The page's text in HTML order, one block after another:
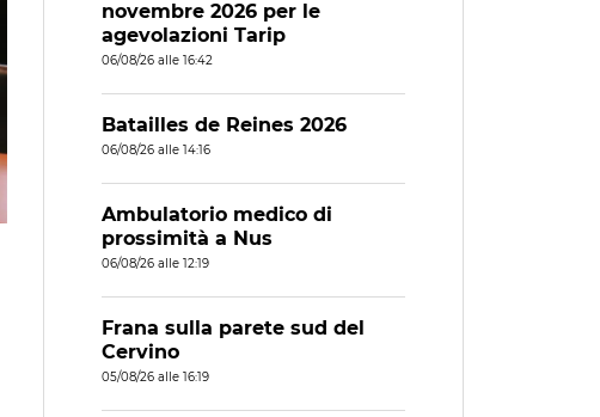
novembre 2026 per le
agevolazioni Tarip
06/08/26 alle 16:42
Batailles de Reines 2026
06/08/26 alle 14:16
Ambulatorio medico di
prossimità a Nus
06/08/26 alle 12:19
Frana sulla parete sud del
Cervino
05/08/26 alle 16:19